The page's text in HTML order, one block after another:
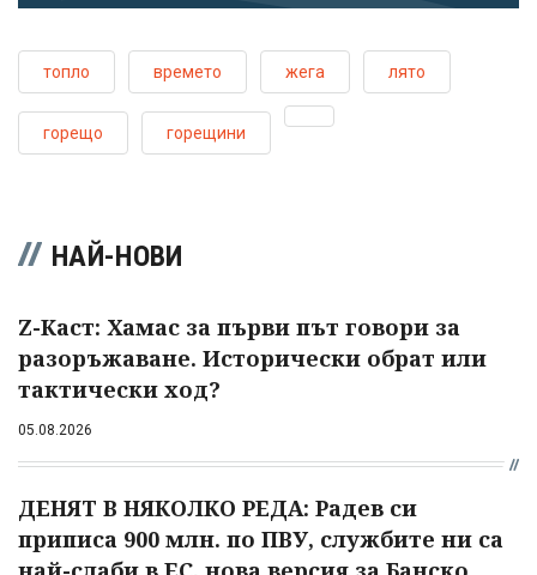
топло времето жега лято
горещо горещини
НАЙ-НОВИ
Z-Каст: Хамас за първи път говори за
разоръжаване. Исторически обрат или
тактически ход?
05.08.2026
ДЕНЯТ В НЯКОЛКО РЕДА: Радев си
приписа 900 млн. по ПВУ, службите ни са